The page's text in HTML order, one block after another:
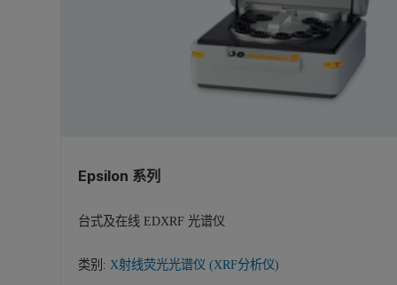
Epsilon 系列
台式及在线 EDXRF 光谱仪
类别:X射线荧光光谱仪 (XRF分析仪)